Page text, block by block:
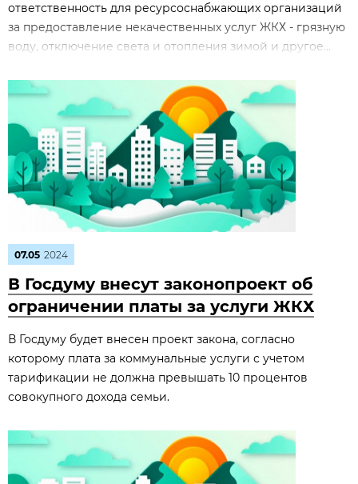
ответственность для ресурсоснабжающих организаций
за предоставление некачественных услуг ЖКХ - грязную
воду, отключение света и отопления зимой и другое...
07.05 2024
В Госдуму внесут законопроект об
ограничении платы за услуги ЖКХ
В Госдуму будет внесен проект закона, согласно
которому плата за коммунальные услуги с учетом
тарификации не должна превышать 10 процентов
совокупного дохода семьи.